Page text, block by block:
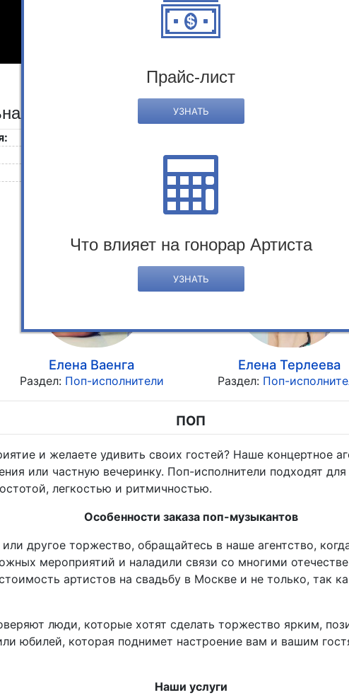
страница агента
« предыдущий
Елена Ваенга
Раздел: Поп-исполнители
Елена Терлеева
Раздел: Поп-
ПОП
и желаете удивить своих гостей? Наше концертное
или частную вечеринку. Поп-исполнители подходят
легкостью и ритмичностью.
Особенности заказа поп-музыкантов
другое торжество, обращайтесь в наше агентство,
мероприятий и наладили связи со многими
артистов на свадьбу в Москве и не только, так
люди, которые хотят сделать торжество ярким,
юбилей, которая поднимет настроение вам и вашим
Наши услуги
Прайс-лист
УЗНАТЬ
Что влияет на гонорар Артиста
УЗНАТЬ